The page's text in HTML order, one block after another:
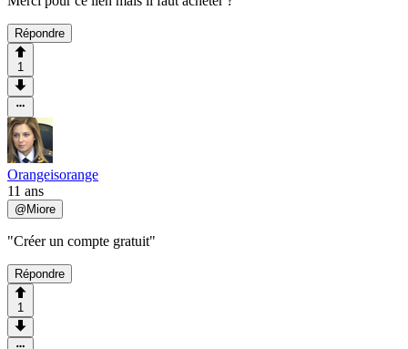
Répondre
1
Orangeisorange
11 ans
@ Miore
"Créer un compte gratuit"
Répondre
1